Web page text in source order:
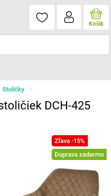
Košík
Stoličky
DCH-425
Zľava -15%
Doprava zadarmo